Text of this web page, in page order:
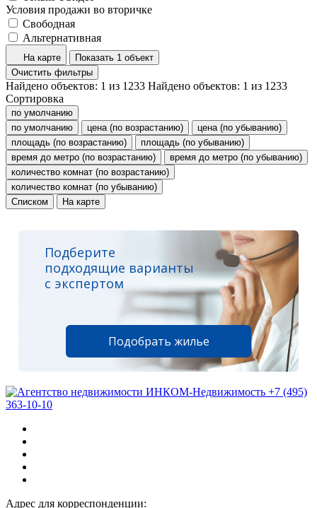
Условия продажи во вторичке
Свободная
Альтернативная
На карте
Показать 1 объект
Очистить фильтры
Найдено объектов: 1 из 1233 Найдено объектов: 1 из 1233
Сортировка
по умолчанию
по умолчанию
цена (по возрастанию)
цена (по убыванию)
площадь (по возрастанию)
площадь (по убыванию)
время до метро (по возрастанию)
время до метро (по убыванию)
количество комнат (по возрастанию)
количество комнат (по убыванию)
Списком
На карте
Подберите
подходящие варианты
с экспертом
Подобрать жилье
+7 (495)
363-10-10
Адрес для корреспонденции: